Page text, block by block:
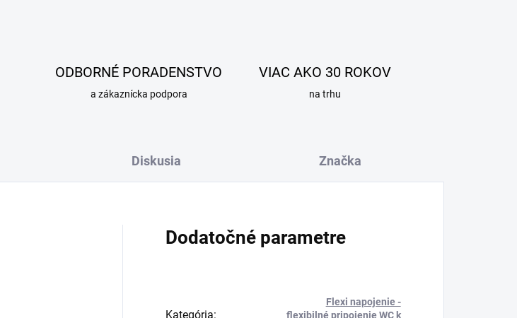
ODBORNÉ PORADENSTVO
a zákaznícka podpora
VIAC AKO 30 ROKOV
na trhu
Diskusia Značka
Dodatočné parametre
Kategória:
Flexi napojenie -
flexibilné pripojenie WC k